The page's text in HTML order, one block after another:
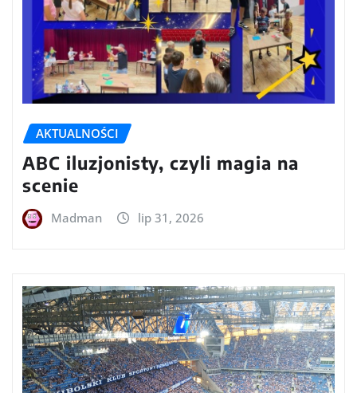
AKTUALNOŚCI
ABC iluzjonisty, czyli magia na
scenie
Madman lip 31, 2026